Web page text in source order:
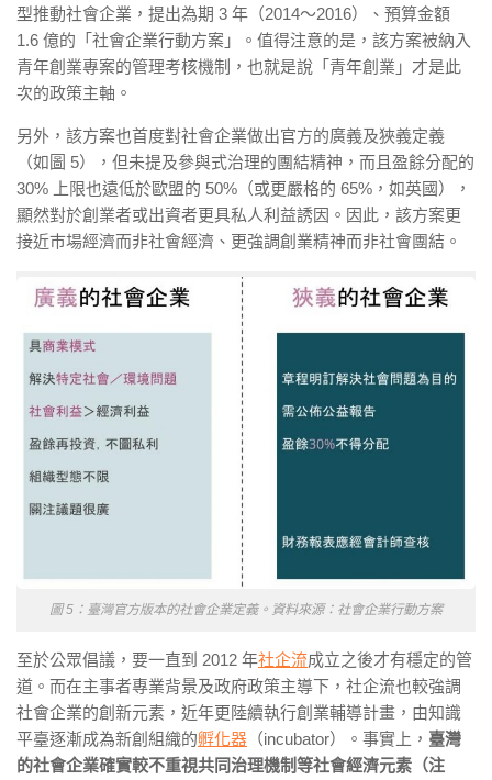
型推動社會企業，提出為期 3 年（2014～2016）、預算金額
1.6 億的「社會企業行動方案」。值得注意的是，該方案被納入
青年創業專案的管理考核機制，也就是說「青年創業」才是此
次的政策主軸。
另外，該方案也首度對社會企業做出官方的廣義及狹義定義
（如圖 5），但未提及參與式治理的團結精神，而且盈餘分配的
30% 上限也遠低於歐盟的 50%（或更嚴格的 65%，如英國），
顯然對於創業者或出資者更具私人利益誘因。因此，該方案更
接近巿場經濟而非社會經濟、更強調創業精神而非社會團結。
圖 5：臺灣官方版本的社會企業定義。資料來源：社會企業行動方案
至於公眾倡議，要一直到 2012 年社企流成立之後才有穩定的管
道。而在主事者專業背景及政府政策主導下，社企流也較強調
社會企業的創新元素，近年更陸續執行創業輔導計畫，由知識
平臺逐漸成為新創組織的孵化器 （incubator）。事實上， 臺灣
的社會企業確實較不重視共同治理機制等社會經濟元素（注